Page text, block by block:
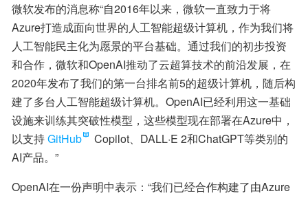
微软发布的消息称“自2016年以来，微软一直致力于将
Azure打造成面向世界的人工智能超级计算机，作为我们将
人工智能民主化为愿景的平台基础。通过我们的初步投资
和合作，微软和OpenAI推动了云超算技术的前沿发展，在
2020年发布了我们的第一台排名前5的超级计算机，随后构
建了多台人工智能超级计算机。OpenAI已经利用这一基础
设施来训练其突破性模型，这些模型现在部署在Azure中，
以支持GitHub
Copilot、DALL·E 2和ChatGPT等类别的
AI产品。”
OpenAI在一份声明中表示：“我们已经合作构建了由Azure